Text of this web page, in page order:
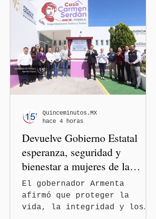
existe un brote activo de
ciclosporiasis, luego de
los recientes reportes de
casos en Estados Unidos y
de viajeros del Reino Unido
que visitaron territorio
mexicano. A través de un
mensaje difundido en redes
informó que la Secretaría
de Salud activó de mane
Devuelve Gobierno Estatal
esperanza, seguridad y
bienestar a mujeres de la
periferia urbana
El gobernador Armenta
afirmó que proteger la
vida, la integridad y los
Quinceminutos.MX
hace 4 horas